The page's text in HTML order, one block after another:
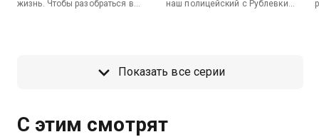
жизнь. Чтобы разобраться в
Кристина тем временем решают
наш полицейский с Рублевки
Показать все серии
С этим смотрят